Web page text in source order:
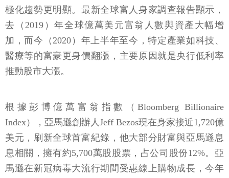
極化趨勢更明顯。最新全球富人身家調查報告顯示，
去（2019）年全球億萬美元富翁人數與資產大幅增
加，而今（2020）年上半年至今，特定產業如科技、
醫療等的富豪更身價翻漲，主要原因就是央行低利率
推動股市大漲。
根據彭博億萬富翁指數（Bloomberg Billionaire
Index），亞馬遜創辦人Jeff Bezos現在身家接近1,720億
美元，刷新全球首富紀錄，他大部分財富與亞馬遜息
息相關，擁有約5,700萬股股票，占公司股份12%。亞
馬遜在新冠病毒大流行期間受惠線上購物成長，今年